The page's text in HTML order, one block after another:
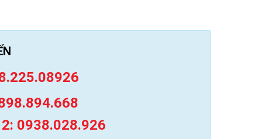
0938.028.926